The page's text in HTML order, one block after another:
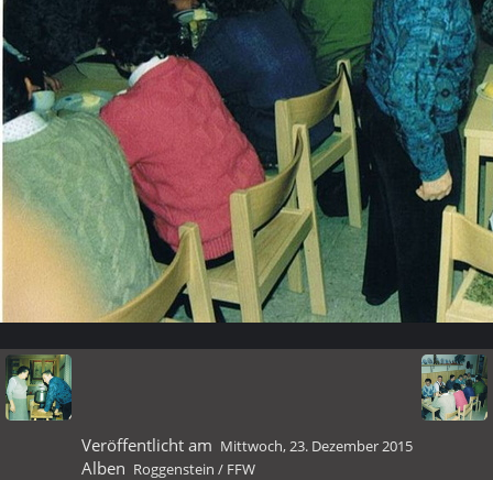
Veröffentlicht am Mittwoch, 23. Dezember 2015
Alben Roggenstein / FFW